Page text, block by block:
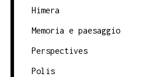
Himera
Memoria e paesaggio
Perspectives
Polis